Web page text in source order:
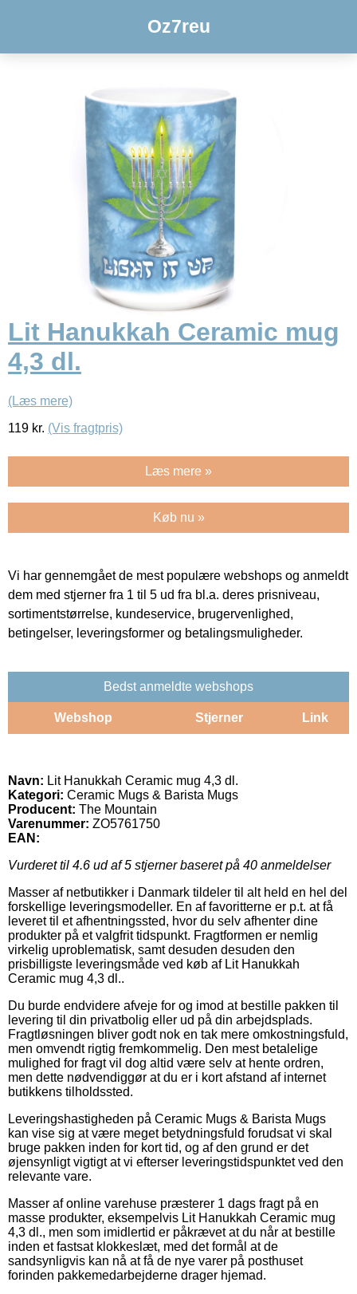
Oz7reu
Lit Hanukkah Ceramic mug
4,3 dl.
(Læs mere)
119 kr. (Vis fragtpris)
Læs mere »
Køb nu »
Vi har gennemgået de mest populære webshops og anmeldt
dem med stjerner fra 1 til 5 ud fra bl.a. deres prisniveau,
sortimentstørrelse, kundeservice, brugervenlighed,
betingelser, leveringsformer og betalingsmuligheder.
Bedst anmeldte webshops
Webshop Stjerner Link
Navn: Lit Hanukkah Ceramic mug 4,3 dl.
Kategori: Ceramic Mugs & Barista Mugs
Producent: The Mountain
Varenummer: ZO5761750
EAN:
Vurderet til 4.6 ud af 5 stjerner baseret på 40 anmeldelser
Masser af netbutikker i Danmark tildeler til alt held en hel del
forskellige leveringsmodeller. En af favoritterne er p.t. at få
leveret til et afhentningssted, hvor du selv afhenter dine
produkter på et valgfrit tidspunkt. Fragtformen er nemlig
virkelig uproblematisk, samt desuden desuden den
prisbilligste leveringsmåde ved køb af Lit Hanukkah
Ceramic mug 4,3 dl..
Du burde endvidere afveje for og imod at bestille pakken til
levering til din privatbolig eller ud på din arbejdsplads.
Fragtløsningen bliver godt nok en tak mere omkostningsfuld,
men omvendt rigtig fremkommelig. Den mest betalelige
mulighed for fragt vil dog altid være selv at hente ordren,
men dette nødvendiggør at du er i kort afstand af internet
butikkens tilholdssted.
Leveringshastigheden på Ceramic Mugs & Barista Mugs
kan vise sig at være meget betydningsfuld forudsat vi skal
bruge pakken inden for kort tid, og af den grund er det
øjensynligt vigtigt at vi efterser leveringstidspunktet ved den
relevante vare.
Masser af online varehuse præsterer 1 dags fragt på en
masse produkter, eksempelvis Lit Hanukkah Ceramic mug
4,3 dl., men som imidlertid er påkrævet at du når at bestille
inden et fastsat klokkeslæt, med det formål at de
sandsynligvis kan nå at få de nye varer på posthuset
forinden pakkemedarbejderne drager hjemad.